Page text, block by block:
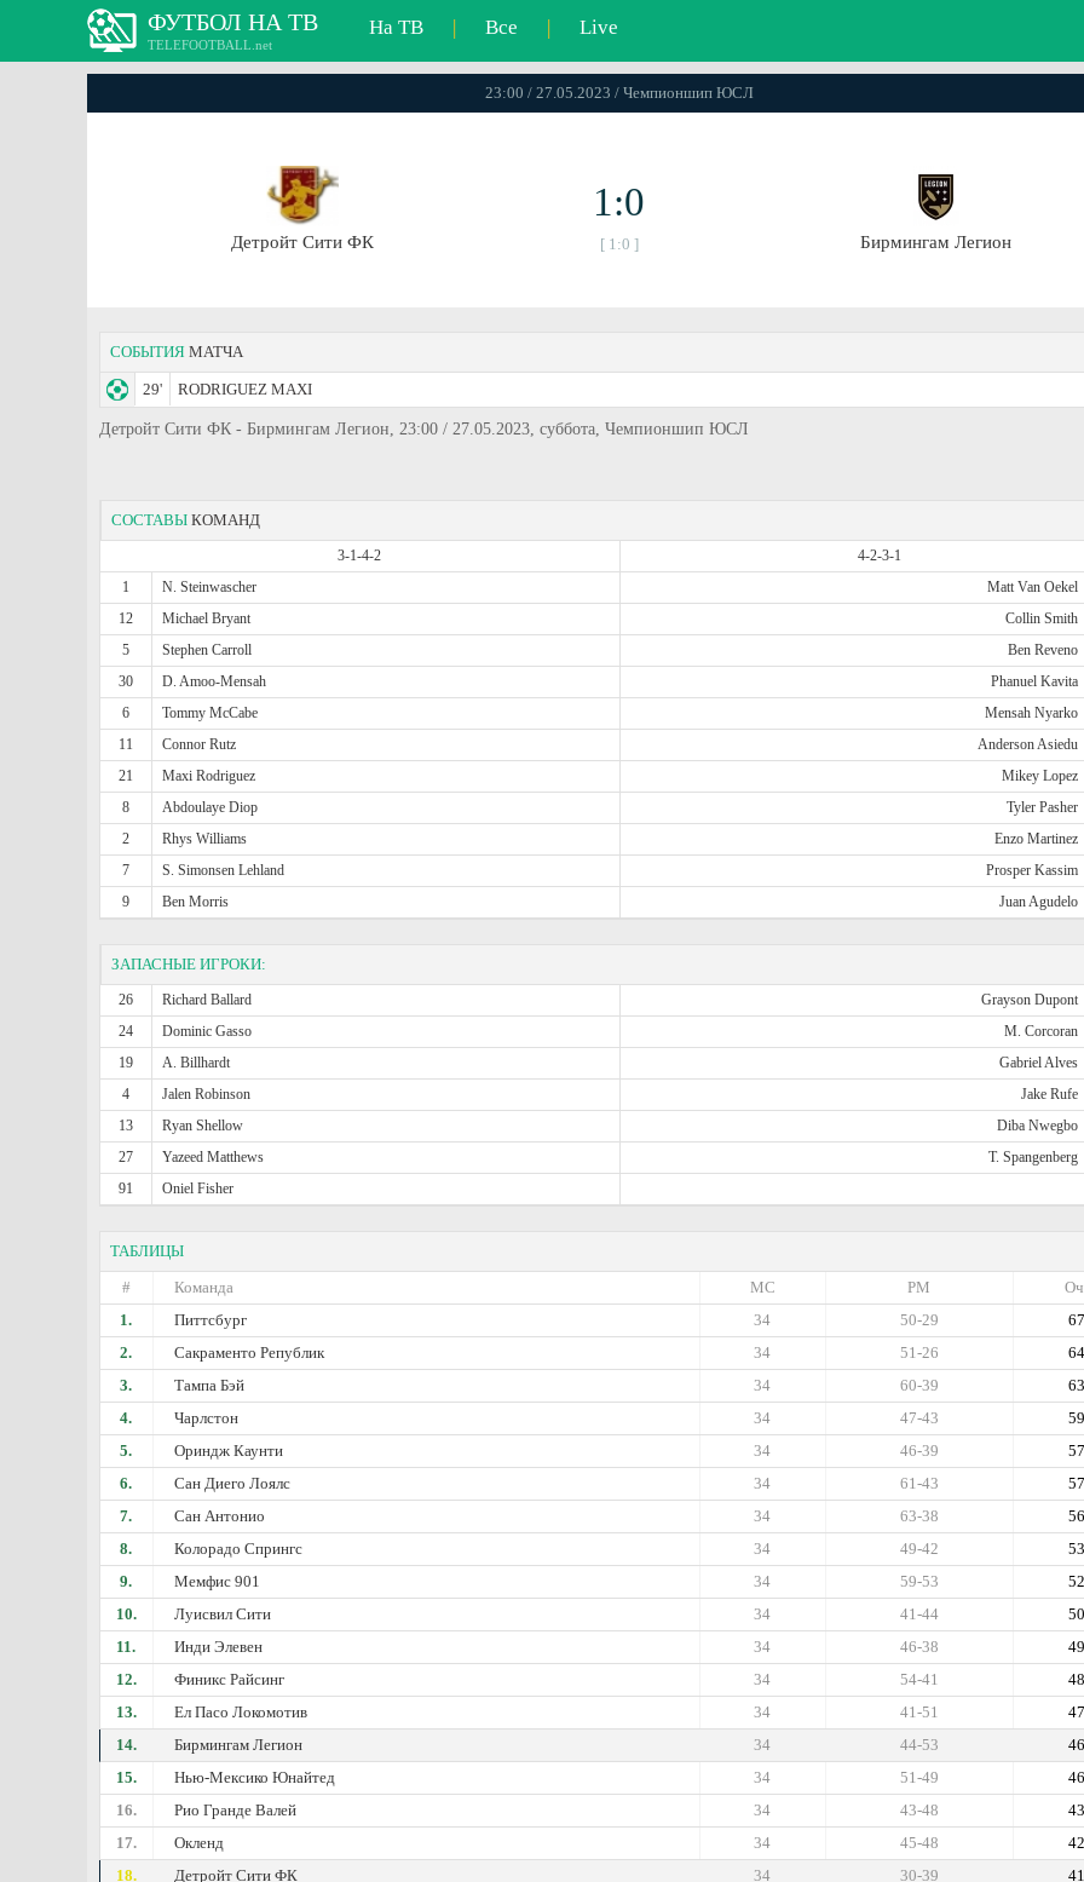
ФУТБОЛ НА ТВ
TELEFOOTBALL.net
На ТВ | Все | Live
23:00 / 27.05.2023 / Чемпионшип ЮСЛ
Детройт Сити ФК
1:0
[ 1:0 ] Бирмингам Легион
СОБЫТИЯ МАТЧА
29' RODRIGUEZ MAXI
Детройт Сити ФК - Бирмингам Легион, 23:00 / 27.05.2023, суббота, Чемпионшип ЮСЛ
СОСТАВЫ КОМАНД
3-1-4-2
4-2-3-1
1
N. Steinwascher Matt Van Oekel
12
Michael Bryant Collin Smith
5
Stephen Carroll Ben Reveno
30
D. Amoo-Mensah Phanuel Kavita
6
Tommy McCabe Mensah Nyarko
11
Connor Rutz Anderson Asiedu
21
Maxi Rodriguez Mikey Lopez
8
Abdoulaye Diop Tyler Pasher
2
Rhys Williams Enzo Martinez
7
S. Simonsen Lehland Prosper Kassim
9
Ben Morris Juan Agudelo
ЗАПАСНЫЕ ИГРОКИ:
26 Richard Ballard Grayson Dupont
24
Dominic Gasso M. Corcoran
19
A. Billhardt Gabriel Alves
4
Jalen Robinson Jake Rufe
13
Ryan Shellow Diba Nwegbo
27
Yazeed Matthews T. Spangenberg
91
Oniel Fisher
ТАБЛИЦЫ
#
Команда РМ
МС
1.
Питтсбург 67
50-29
34
2.
Сакраменто Републик 64
51-26
34
3.
Тампа Бэй 63
60-39
34
4.
Чарлстон 59
47-43
34
5.
Ориндж Каунти 57
46-39
34
6.
Сан Диего Лоялс 57
61-43
34
7.
Сан Антонио 56
63-38
34
8.
Колорадо Спрингс 53
49-42
34
9.
Мемфис 901 52
59-53
34
10.
Луисвил Сити 50
41-44
34
11.
Инди Элевен 49
46-38
34
12.
Финикс Райсинг 48
54-41
34
13.
Ел Пасо Локомотив 47
41-51
34
14.
Бирмингам Легион 46
44-53
34
15.
Нью-Мексико Юнайтед 46
51-49
34
16.
Рио Гранде Валей 43
43-48
34
17.
Окленд 42
45-48
34
18.
Детройт Сити ФК 41
30-39
34